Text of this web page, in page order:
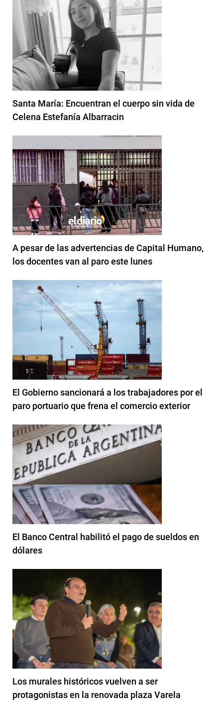
Santa María: Encuentran el cuerpo sin vida de
Celena Estefanía Albarracin
A pesar de las advertencias de Capital Humano,
los docentes van al paro este lunes
El Gobierno sancionará a los trabajadores por el
paro portuario que frena el comercio exterior
El Banco Central habilitó el pago de sueldos en
dólares
Los murales históricos vuelven a ser
protagonistas en la renovada plaza Varela